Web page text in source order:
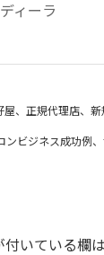
ィーラ
、正規代理店、
ビジネス成功例
付いている欄